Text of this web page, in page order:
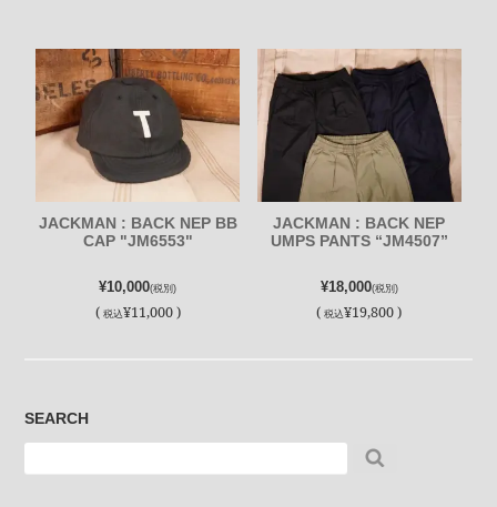
JACKMAN : BACK NEP BB
CAP "JM6553"
¥10,000(税別)
( 税込¥11,000 )
JACKMAN : BACK NEP
UMPS PANTS “JM4507”
¥18,000(税別)
(税込¥19,800 )
SEARCH